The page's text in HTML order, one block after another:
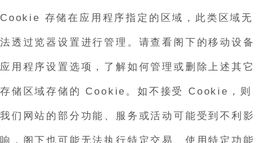
Cookie 存储在应用程序指定的区域，此类区域无
法透过览器设置进行管理。请查看阁下的移动设备
应用程序设置选项，了解如何管理或删除上述其它
存储区域存储的 Cookie。如不接受 Cookie，则
我们网站的部分功能、服务或活动可能受到不利影
响，阁下也可能无法执行特定交易、使用特定功能